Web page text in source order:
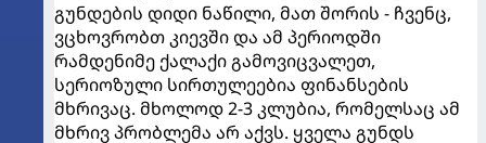
გუნდების დიდი ნაწილი, მათ შორის - ჩვენც,
ვცხოვრობთ კიევში და ამ პერიოდში
რამდენიმე ქალაქი გამოვიცვალეთ,
სერიოზული სირთულეებია ფინანსების
მხრივაც. მხოლოდ 2-3 კლუბია, რომელსაც ამ
მხრივ პრობლემა არ აქვს. ყველა გუნდს